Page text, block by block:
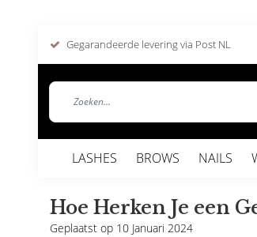
Gegarandeerde levering via Post NL
LASHES BROWS NAILS
Hoe Herken Je een
Geplaatst op 10 Januari 2024